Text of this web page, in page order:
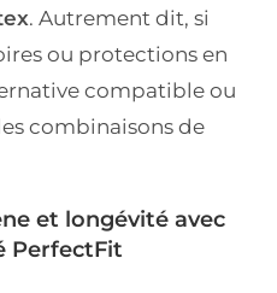
. Autrement dit, si
ou protections en
compatible ou
combinaisons de
et longévité avec
PerfectFit